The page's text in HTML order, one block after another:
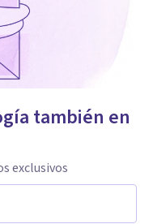
también en
exclusivos